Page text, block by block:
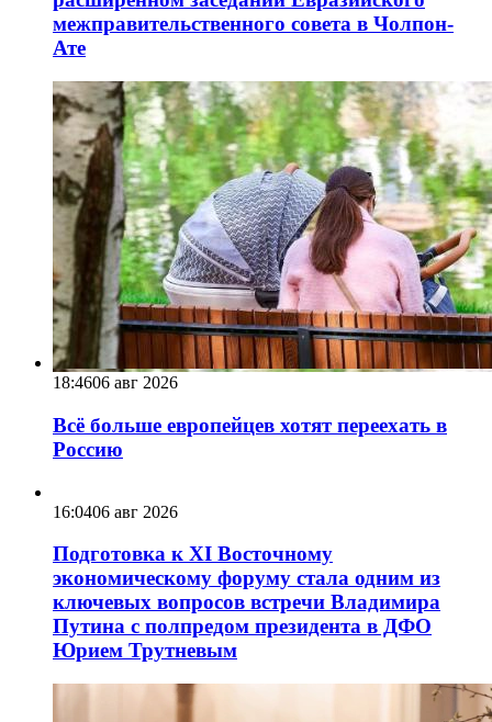
межправительственного совета в Чолпон-
Ате
18:4606 авг 2026
Всё больше европейцев хотят переехать в
Россию
16:0406 авг 2026
Подготовка к XI Восточному
экономическому форуму стала одним из
ключевых вопросов встречи Владимира
Путина с полпредом президента в ДФО
Юрием Трутневым